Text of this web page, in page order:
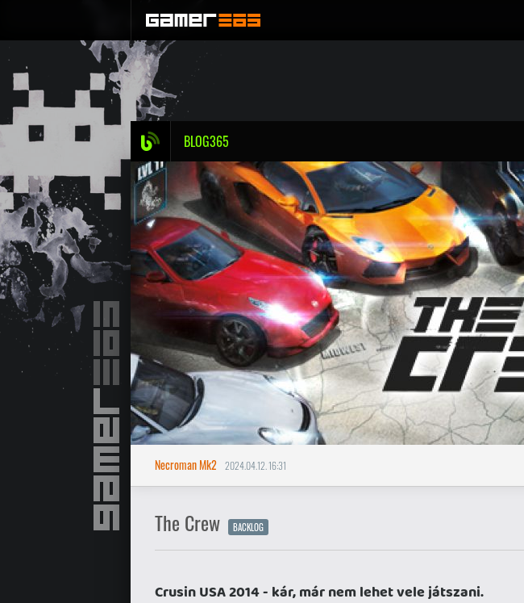
BLOG365
Necroman Mk2 2024.04.12. 16:31
The Crew BACKLOG
Crusin USA 2014 - kár, már nem lehet vele játszani.